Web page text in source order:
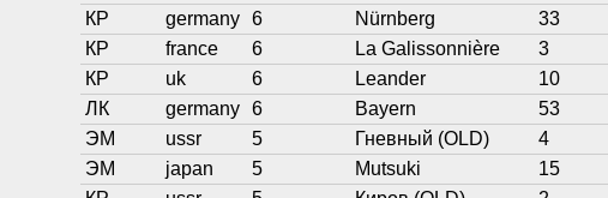
КР
germany 6 Nürnberg 33
КР
france 6 La Galissonnière 3
КР
uk 6 Leander 10
ЛК
germany 6 Bayern 53
ЭМ
ussr 5 Гневный (OLD) 4
ЭМ
japan 5 Mutsuki 15